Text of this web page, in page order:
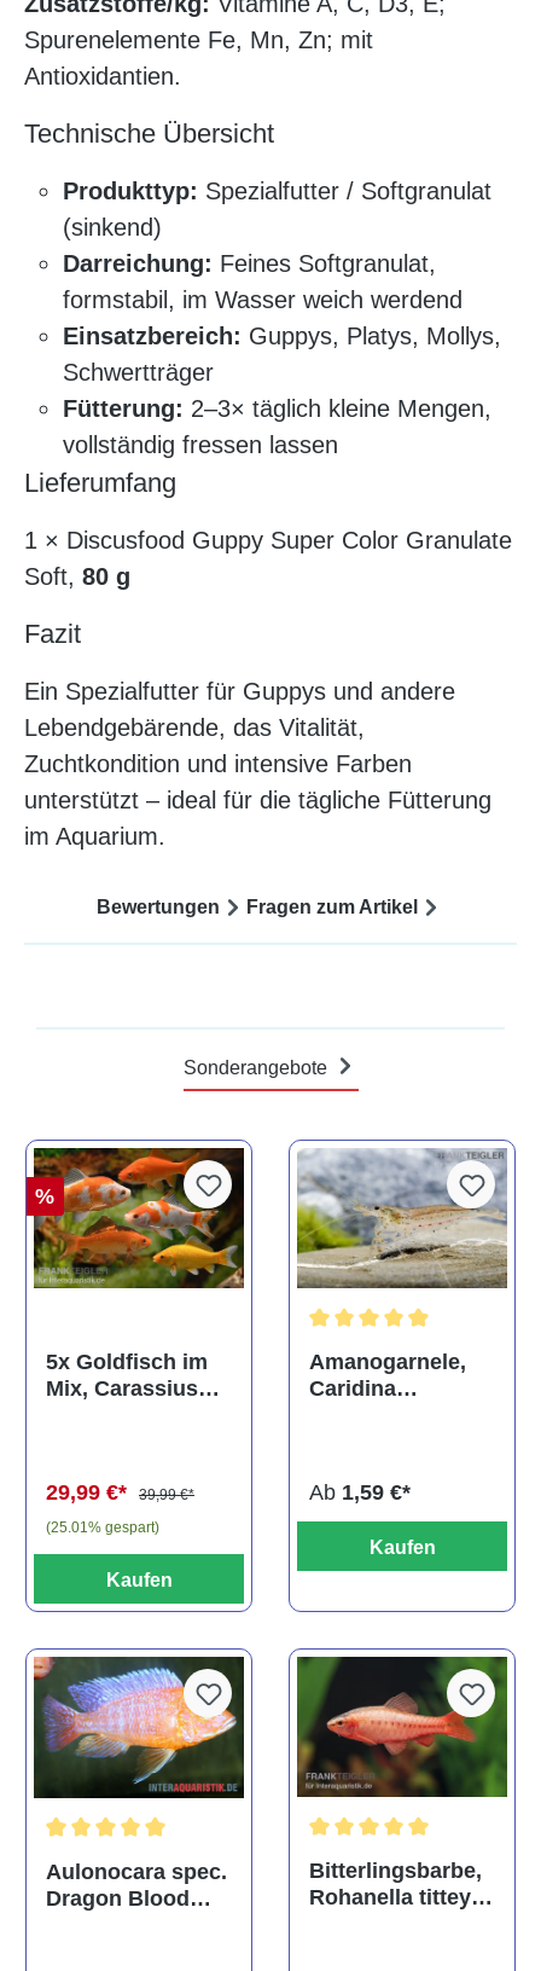
Spurenelemente Fe, Mn, Zn; mit
Antioxidantien.
Technische Übersicht
Produkttyp: Spezialfutter / Softgranulat
(sinkend)
Darreichung: Feines Softgranulat,
formstabil, im Wasser weich werdend
Einsatzbereich: Guppys, Platys, Mollys,
Schwertträger
Fütterung: 2–3× täglich kleine Mengen,
vollständig fressen lassen
Lieferumfang
1 × Discusfood Guppy Super Color Granulate
Soft, 80 g
Fazit
Ein Spezialfutter für Guppys und andere
Lebendgebärende, das Vitalität,
Zuchtkondition und intensive Farben
unterstützt – ideal für die tägliche Fütterung
im Aquarium.
Bewertungen Fragen zum Artikel
Sonderangebote
%
5x Goldfisch im
Mix, Carassius
29,99 €*
39,99 €*
(25.01% gespart)
Kaufen
Amanogarnele,
Caridina
Ab 1,59 €*
Kaufen
Durchschnittliche Bewertung von 5 von 5 Sternen
Aulonocara spec.
Dragon Blood
Bitterlingsbarbe,
Rohanella titteya,